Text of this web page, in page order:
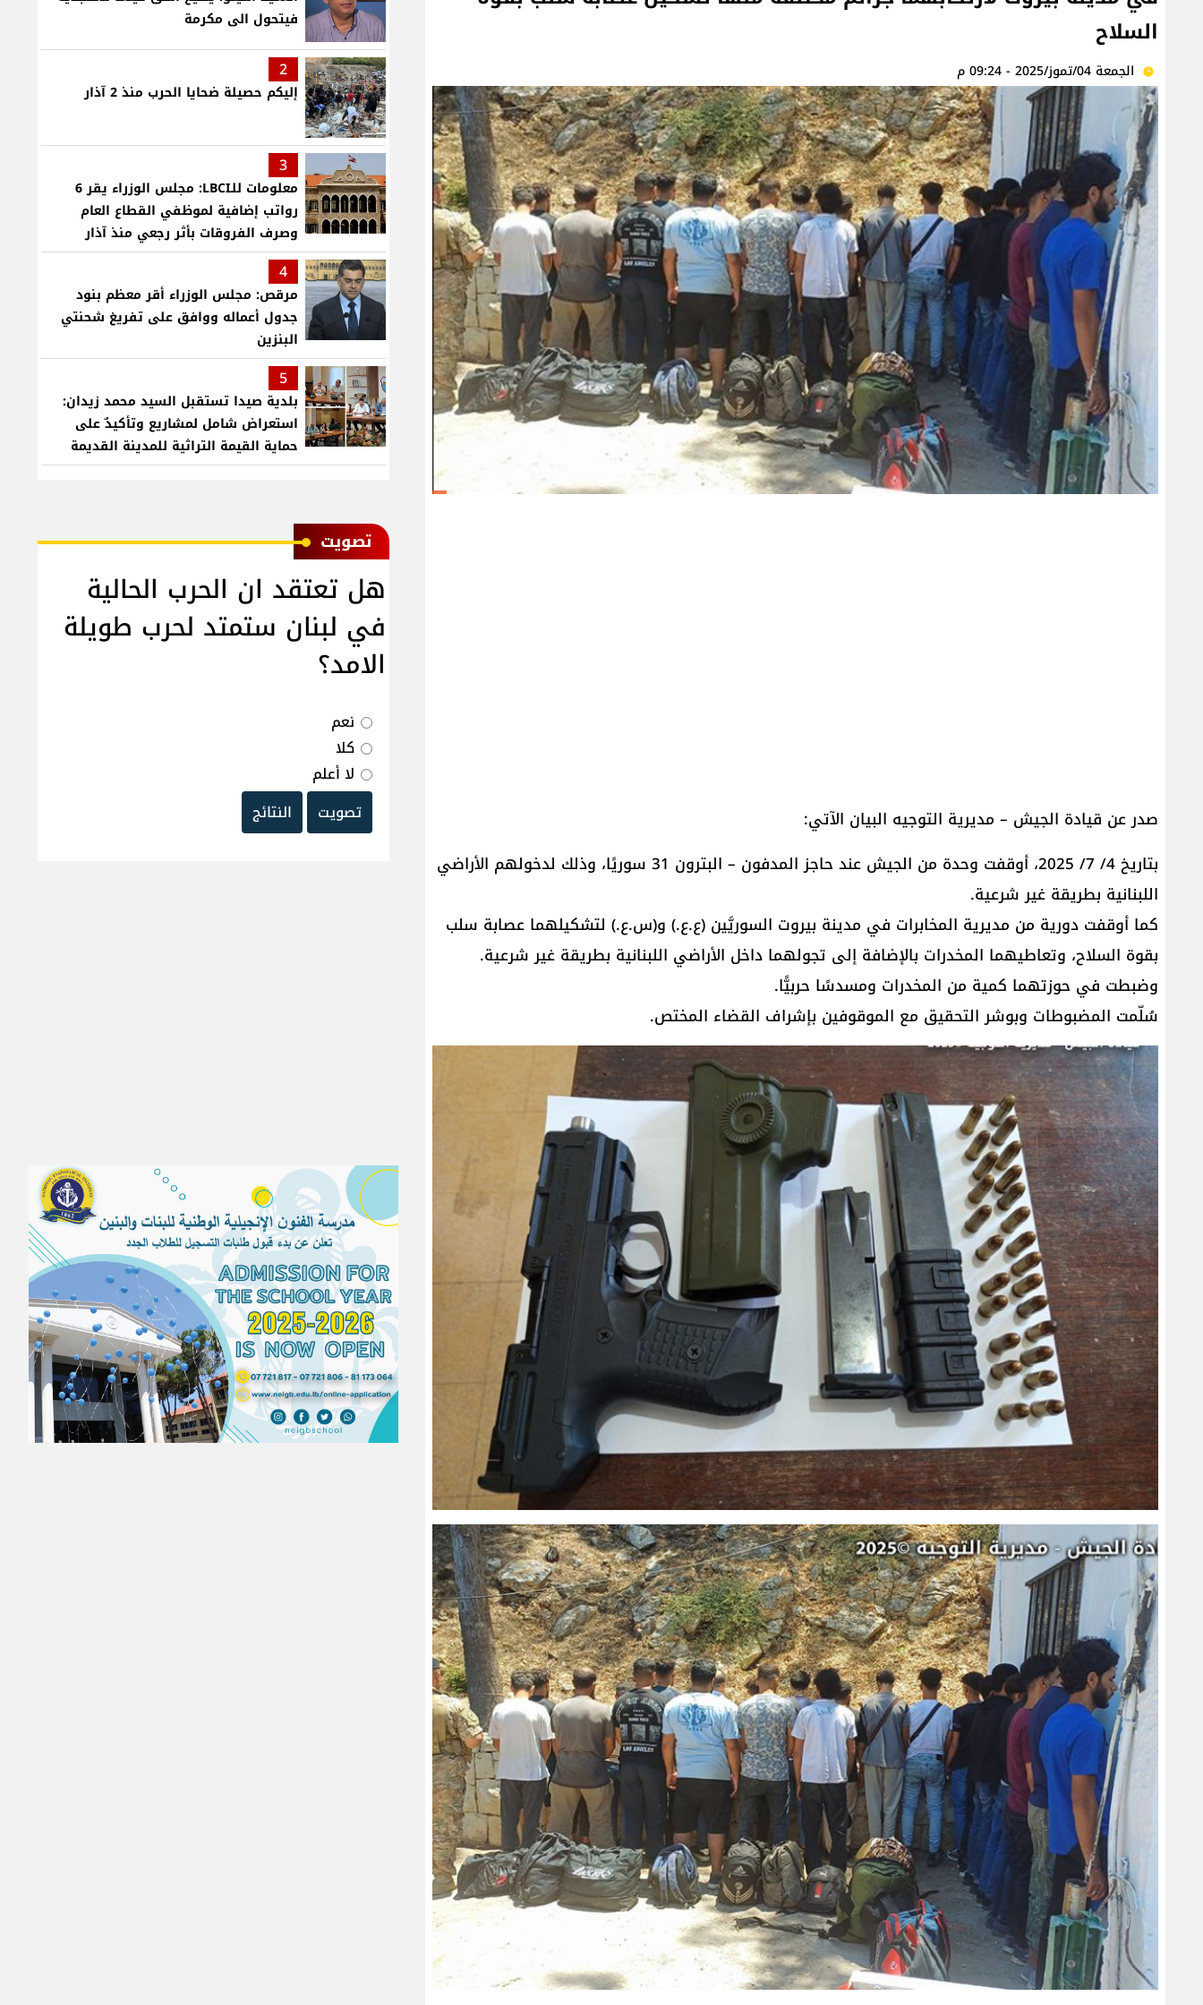
السلاح
الجمعة 04/تموز/2025 - 09:24 م
صدر عن قيادة الجيش – مديرية التوجيه البيان الآتي:
بتاريخ 4/ 7/ 2025، أوقفت وحدة من الجيش عند حاجز المدفون – البترون 31 سوريًا، وذلك لدخولهم الأراضي
اللبنانية بطريقة غير شرعية.
كما أوقفت دورية من مديرية المخابرات في مدينة بيروت السوريَّين (ع.ع.) و(س.ع.) لتشكيلهما عصابة سلب
بقوة السلاح، وتعاطيهما المخدرات بالإضافة إلى تجولهما داخل الأراضي اللبنانية بطريقة غير شرعية.
وضبطت في حوزتهما كمية من المخدرات ومسدسًا حربيًّا.
سُلّمت المضبوطات وبوشر التحقيق مع الموقوفين بإشراف القضاء المختص.
فيتحول الى مكرمة
2
إليكم حصيلة ضحايا الحرب منذ 2 آذار
3
معلومات للـLBCI: مجلس الوزراء يقر 6
رواتب إضافية لموظفي القطاع العام
وصرف الفروقات بأثر رجعي منذ آذار
4
مرقص: مجلس الوزراء أقر معظم بنود
جدول أعماله ووافق على تفريغ شحنتي
البنزين
5
بلدية صيدا تستقبل السيد محمد زيدان:
استعراض شامل لمشاريع وتأكيدٌ على
حماية القيمة التراثية للمدينة القديمة
ﺗﺼﻮﻳﺖ
هل تعتقد ان الحرب الحالية
في لبنان ستمتد لحرب طويلة
الامد؟
نعم
كلا
لا أعلم
تصويت
النتائج